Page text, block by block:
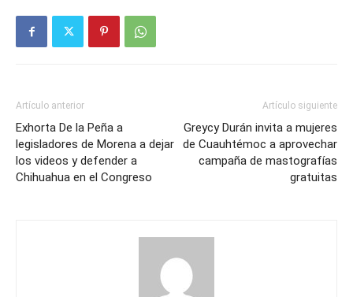
Artículo anterior
Exhorta De la Peña a
legisladores de Morena a dejar
los videos y defender a
Chihuahua en el Congreso
Artículo siguiente
Greycy Durán invita a mujeres
de Cuauhtémoc a aprovechar
campaña de mastografías
gratuitas